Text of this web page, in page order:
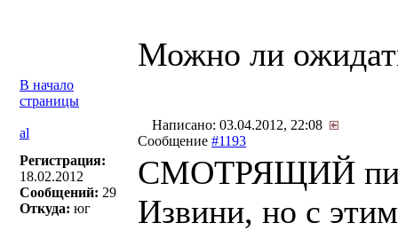
Можно ли
В начало
страницы
al
Написано: 03.04.2012, 22:08
Сообщение #1193
Регистрация:
18.02.2012
Сообщений: 29
Откуда: юг
СМОТРЯЩИЙ
Извини, но с